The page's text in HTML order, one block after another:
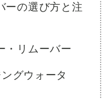
ーの選び方と注
・リムーバー
グウォータ